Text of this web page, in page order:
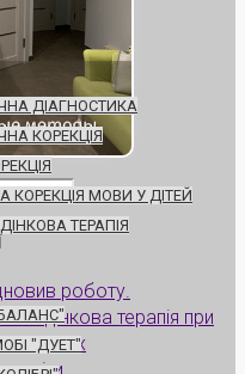
ДІАГНОСТИКА
КОРЕКЦІЯ
КОРЕКЦІЯ МОВИ У ДІТЕЙ
ТЕРАПІЯ
"ДУЕТ"
роботу.
терапія при
діти